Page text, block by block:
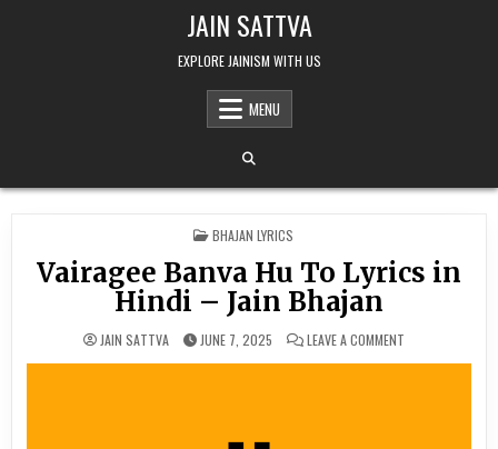
JAIN SATTVA
EXPLORE JAINISM WITH US
MENU
POSTED IN
BHAJAN LYRICS
Vairagee Banva Hu To Lyrics in
Hindi – Jain Bhajan
JAIN SATTVA JUNE 7, 2025 LEAVE A COMMENTON VAIRAGEE